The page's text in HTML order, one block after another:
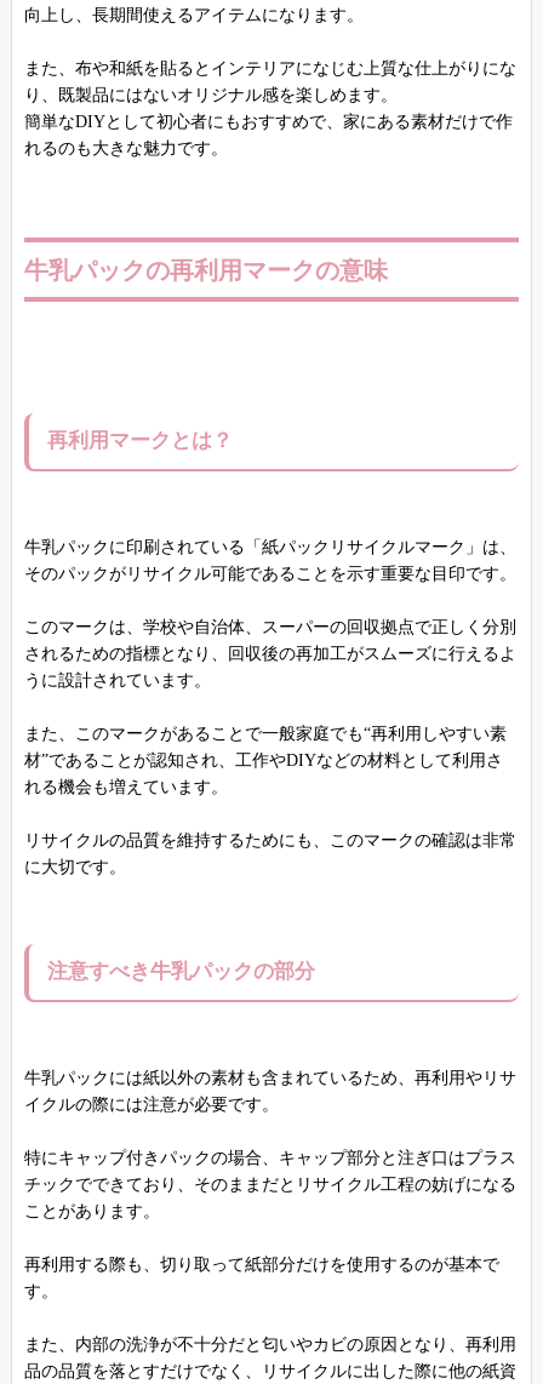
向上し、長期間使えるアイテムになります。
また、布や和紙を貼るとインテリアになじむ上質な仕上がりにな
り、既製品にはないオリジナル感を楽しめます。
簡単なDIYとして初心者にもおすすめで、家にある素材だけで作
れるのも大きな魅力です。
牛乳パックの再利用マークの意味
再利用マークとは？
牛乳パックに印刷されている「紙パックリサイクルマーク」は、
そのパックがリサイクル可能であることを示す重要な目印です。
このマークは、学校や自治体、スーパーの回収拠点で正しく分別
されるための指標となり、回収後の再加工がスムーズに行えるよ
うに設計されています。
また、このマークがあることで一般家庭でも“再利用しやすい素
材”であることが認知され、工作やDIYなどの材料として利用さ
れる機会も増えています。
リサイクルの品質を維持するためにも、このマークの確認は非常
に大切です。
注意すべき牛乳パックの部分
牛乳パックには紙以外の素材も含まれているため、再利用やリサ
イクルの際には注意が必要です。
特にキャップ付きパックの場合、キャップ部分と注ぎ口はプラス
チックでできており、そのままだとリサイクル工程の妨げになる
ことがあります。
再利用する際も、切り取って紙部分だけを使用するのが基本で
す。
また、内部の洗浄が不十分だと匂いやカビの原因となり、再利用
品の品質を落とすだけでなく、リサイクルに出した際に他の紙資